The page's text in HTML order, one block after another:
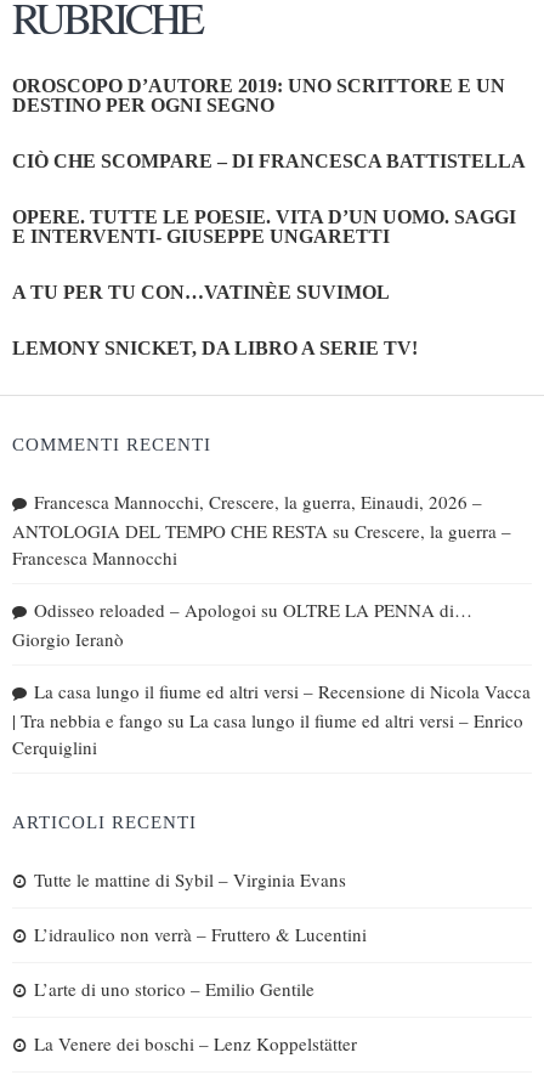
RUBRICHE
OROSCOPO D’AUTORE 2019: UNO SCRITTORE E UN
DESTINO PER OGNI SEGNO
CIÒ CHE SCOMPARE – DI FRANCESCA BATTISTELLA
OPERE. TUTTE LE POESIE. VITA D’UN UOMO. SAGGI
E INTERVENTI- GIUSEPPE UNGARETTI
A TU PER TU CON…VATINÈE SUVIMOL
LEMONY SNICKET, DA LIBRO A SERIE TV!
COMMENTI RECENTI
Francesca Mannocchi, Crescere, la guerra, Einaudi, 2026 –
ANTOLOGIA DEL TEMPO CHE RESTA su Crescere, la guerra –
Francesca Mannocchi
Odisseo reloaded – Apologoi su OLTRE LA PENNA di…
Giorgio Ieranò
La casa lungo il fiume ed altri versi – Recensione di Nicola Vacca
| Tra nebbia e fango su La casa lungo il fiume ed altri versi – Enrico
Cerquiglini
ARTICOLI RECENTI
Tutte le mattine di Sybil – Virginia Evans
L’idraulico non verrà – Fruttero & Lucentini
L’arte di uno storico – Emilio Gentile
La Venere dei boschi – Lenz Koppelstätter